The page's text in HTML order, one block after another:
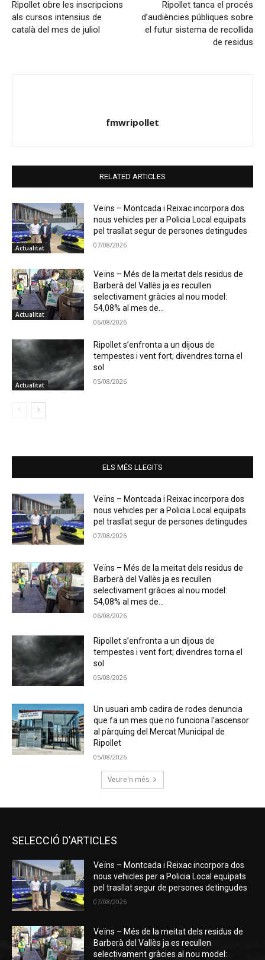
Ripollet obre les inscripcions
als cursos intensius de
català del mes de juliol
Ripollet tanca el procés
d’audiències públiques sobre
el futur sistema de recollida
de residus
fmwripollet
RELATED ARTICLES
Actualitat
Veïns – Montcada i Reixac incorpora dos
nous vehicles per a Policia Local equipats
pel trasllat segur de persones detingudes
07/08/2026
Actualitat
Veïns – Més de la meitat dels residus de
Barberà del Vallès ja es recullen
selectivament gràcies al nou model:
54,08% al mes de...
06/08/2026
Actualitat
Ripollet s’enfronta a un dijous de
tempestes i vent fort; divendres torna el
sol
05/08/2026
ELS MÉS LLEGITS
Veïns – Montcada i Reixac incorpora dos
nous vehicles per a Policia Local equipats
pel trasllat segur de persones detingudes
07/08/2026
Veïns – Més de la meitat dels residus de
Barberà del Vallès ja es recullen
selectivament gràcies al nou model:
54,08% al mes de...
06/08/2026
Ripollet s’enfronta a un dijous de
tempestes i vent fort; divendres torna el
sol
05/08/2026
Un usuari amb cadira de rodes denuncia
que fa un mes que no funciona l’ascensor
al pàrquing del Mercat Municipal de
Ripollet
05/08/2026
Veure'n més
SELECCIÓ D'ARTICLES
Veïns – Montcada i Reixac incorpora dos
nous vehicles per a Policia Local equipats
pel trasllat segur de persones detingudes
07/08/2026
Veïns – Més de la meitat dels residus de
Barberà del Vallès ja es recullen
selectivament gràcies al nou model: